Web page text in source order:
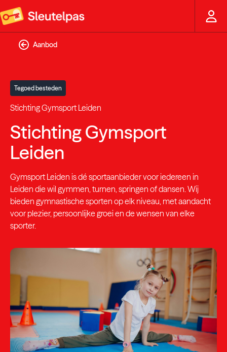
Aanbod
Tegoed besteden
Stichting Gymsport Leiden
Stichting Gymsport
Leiden
Gymsport Leiden is dé sportaanbieder voor iedereen in
Leiden die wil gymmen, turnen, springen of dansen. Wij
bieden gymnastische sporten op elk niveau, met aandacht
voor plezier, persoonlijke groei en de wensen van elke
sporter.